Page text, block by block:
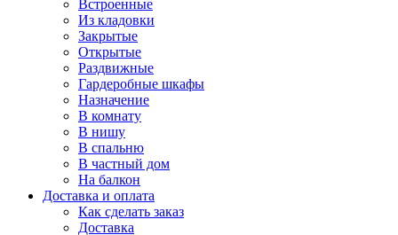
Встроенные
Из кладовки
Закрытые
Открытые
Раздвижные
Гардеробные шкафы
Назначение
В комнату
В нишу
В спальню
В частный дом
На балкон
Доставка и оплата
Как сделать заказ
Доставка